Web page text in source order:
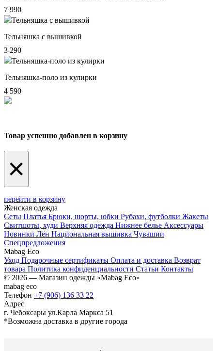
7 990
Тельняшка с вышивкой
3 290
Тельняшка-поло из кулирки
4 590
Товар успешно добавлен в корзину
×
перейти в корзину
Женская одежда
Сеты Платья Брюки, шорты, юбки Рубахи, футболки Жакеты
Свитшоты, худи Верхняя одежда Нижнее белье Аксессуары
Новинки Лён Национальная вышивка Чувашии
Спецпредложения
Mabag Eco
Уход Подарочные сертификаты Оплата и доставка Возврат
товара Политика конфиденциальности Статьи Контакты
© 2026 — Магазин одежды «Mabag Eco»
mabag eco
Телефон +7 (906) 136 33 22
Адрес
г. Чебоксары ул.Карла Маркса 51
*Возможна доставка в другие города